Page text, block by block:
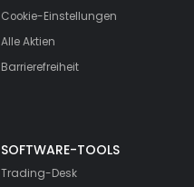
Cookie-Einstellungen
Alle Aktien
Barrierefreiheit
SOFTWARE-TOOLS
Trading-Desk